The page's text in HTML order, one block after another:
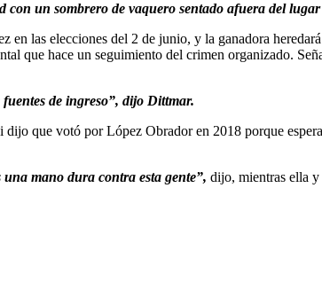
un sombrero de vaquero sentado afuera del
las elecciones del 2 de junio, y la ganadora
que hace un seguimiento del crimen organizado.
de ingreso”, dijo Dittmar.
que votó por López Obrador en 2018 porque
mano dura contra esta gente”, dijo, mientras ella y